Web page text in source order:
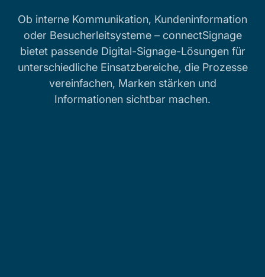
Ob interne Kommunikation, Kundeninformation
oder Besucherleitsysteme – connectSignage
bietet passende Digital-Signage-Lösungen für
unterschiedliche Einsatzbereiche, die Prozesse
vereinfachen, Marken stärken und
Informationen sichtbar machen.